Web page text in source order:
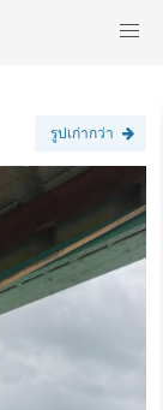
รูปเก่ากว่า